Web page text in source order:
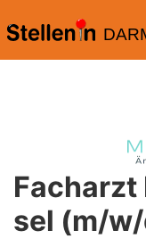
Facharzt
sel (m/